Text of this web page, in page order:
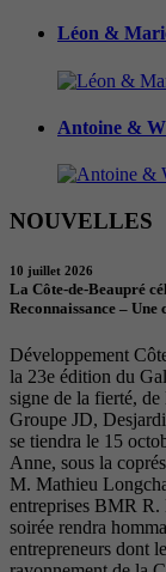
Léon &
Antoine &
NOUVELLES
10 juillet 2026
La Côte-de-Beaupré
Reconnaissance –
Développement
la 23e édition du
signe de la fierté, de
Groupe JD,
se tiendra le 15
Anne, sous la
M. Mathieu
entreprises BMR R.
soirée rendra
entrepreneurs dont